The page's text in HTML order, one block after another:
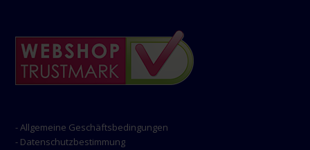
- Allgemeine Geschäftsbedingungen
- Datenschutzbestimmung